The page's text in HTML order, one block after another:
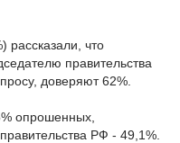
рассказали, что
правительства
доверяют 62%.
опрошенных,
РФ - 49,1%.